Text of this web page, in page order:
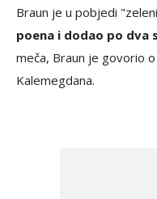
Braun je u pobjedi
poena i dodao po dva
meča, Braun je govorio
Kalemegdana.